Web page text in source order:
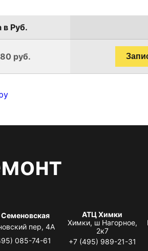
в Руб.
руб.
пер, 4А
085-74-61
АТЦ Химки
Химки, ш Нагорное,
2к7
+7 (495) 989-21-31